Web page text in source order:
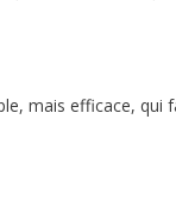
mais efficace, qui